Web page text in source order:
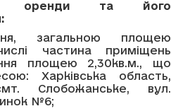
оренди та його
загальною площею
частина приміщень
площею 2,30кв.м., що
Харківська область,
Слобожанське, вул.
№6;